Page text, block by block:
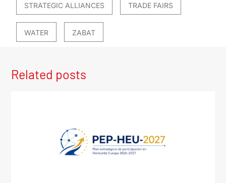
STRATEGIC ALLIANCES TRADE FAIRS
WATER ZABAT
Related posts